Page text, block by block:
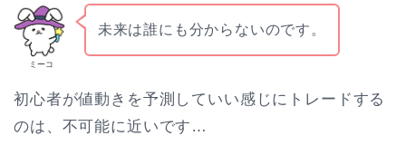
ミーコ
未来は誰にも分からないのです。
初心者が値動きを予測していい感じにトレードする
のは、不可能に近いです…